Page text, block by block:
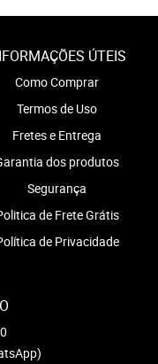
ÚTEIS
Como Comprar
Termos de Uso
Fretes e Entrega
dos produtos
Segurança
de Frete Grátis
de Privacidade